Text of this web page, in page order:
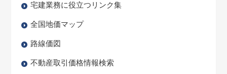
宅建業務に役立つリンク集
全国地価マップ
路線価図
不動産取引価格情報検索